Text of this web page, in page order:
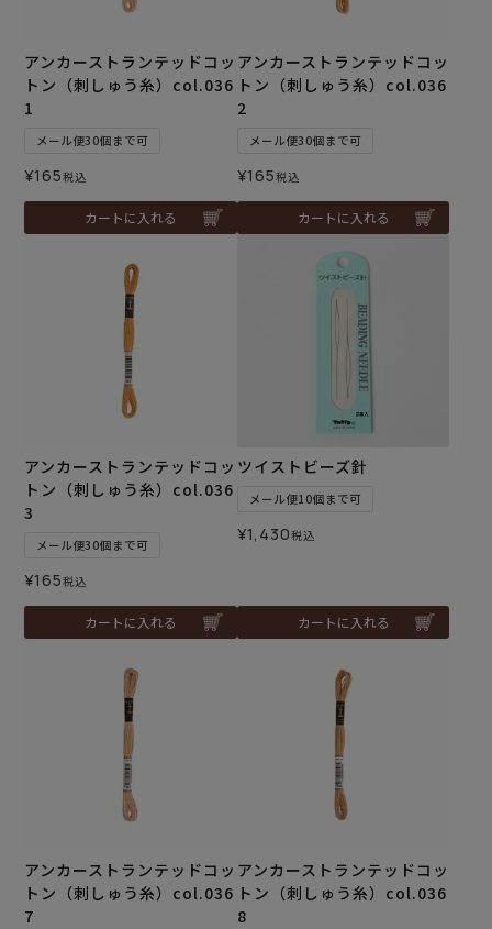
アンカーストランテッドコッ
トン（刺しゅう糸）col.036
1
メール便30個まで可
¥165税込
カートに入れる
アンカーストランテッドコッ
トン（刺しゅう糸）col.036
2
メール便30個まで可
¥165税込
カートに入れる
アンカーストランテッドコッ
トン（刺しゅう糸）col.036
3
メール便30個まで可
¥165税込
カートに入れる
ツイストビーズ針
メール便10個まで可
¥1,430税込
カートに入れる
アンカーストランテッドコッ
トン（刺しゅう糸）col.036
7
アンカーストランテッドコッ
トン（刺しゅう糸）col.036
8